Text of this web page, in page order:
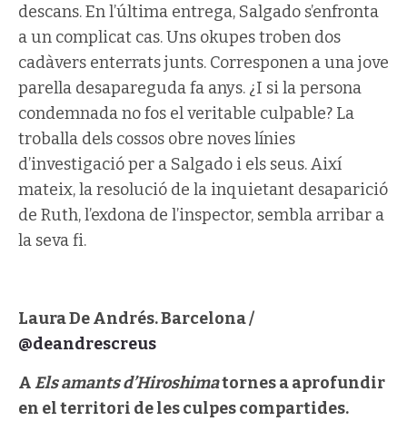
descans. En l’última entrega, Salgado s’enfronta
a un complicat cas. Uns okupes troben dos
cadàvers enterrats junts. Corresponen a una jove
parella desapareguda fa anys. ¿I si la persona
condemnada no fos el veritable culpable? La
troballa dels cossos obre noves línies
d’investigació per a Salgado i els seus. Així
mateix, la resolució de la inquietant desaparició
de Ruth, l’exdona de l’inspector, sembla arribar a
la seva fi.
Laura De Andrés. Barcelona /
@deandrescreus
AEls amants d’Hiroshimatornes a aprofundir
en el territori de les culpes compartides.